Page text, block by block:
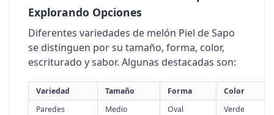
Explorando Opciones
Diferentes variedades de melón Piel de Sapo
se distinguen por su tamaño, forma, color,
escriturado y sabor. Algunas destacadas son:
Variedad Tamaño Forma
Color
Paredes
Medio Oval
Verde